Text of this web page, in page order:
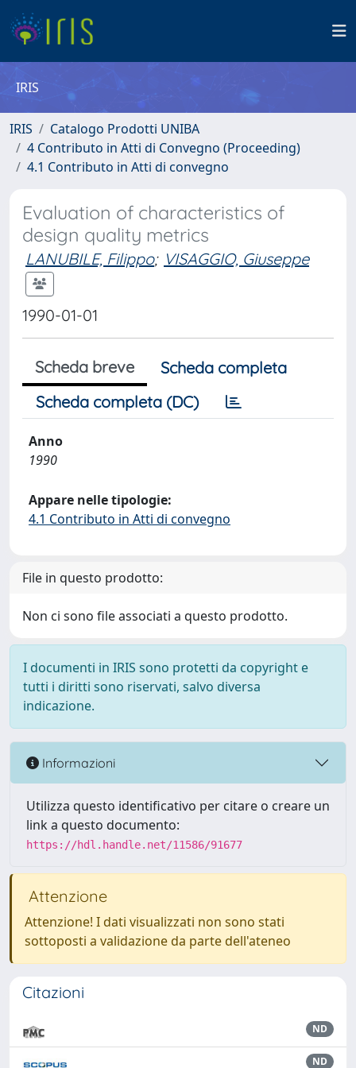
IRIS
IRIS
Catalogo Prodotti UNIBA
4 Contributo in Atti di Convegno (Proceeding)
4.1 Contributo in Atti di convegno
Evaluation of characteristics of
design quality metrics
LANUBILE, Filippo; VISAGGIO, Giuseppe
1990-01-01
Scheda breve
Scheda completa
Scheda completa (DC)
Anno
1990
Appare nelle tipologie:
4.1 Contributo in Atti di convegno
File in questo prodotto:
Non ci sono file associati a questo prodotto.
I documenti in IRIS sono protetti da copyright e
tutti i diritti sono riservati, salvo diversa
indicazione.
Informazioni
Utilizza questo identificativo per citare o creare un
link a questo documento:
https://hdl.handle.net/11586/91677
Attenzione
Attenzione! I dati visualizzati non sono stati
sottoposti a validazione da parte dell'ateneo
Citazioni
ND
ND